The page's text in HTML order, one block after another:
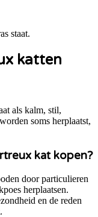
staat.
katten
als kalm, stil,
soms herplaatst,
kat kopen?
door particulieren
herplaatsen.
en de reden